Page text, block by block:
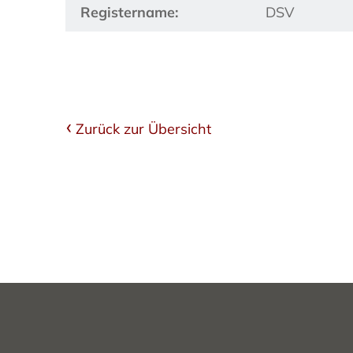
Registername: DSV
Zurück zur Übersicht